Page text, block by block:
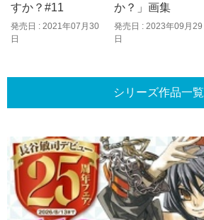
すか？#11
発売日 : 2021年07月30
日
か？」画集
発売日 : 2023年09月29
日
シリーズ作品一覧